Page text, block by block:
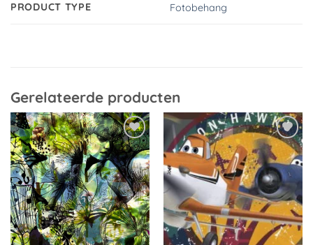
PRODUCT TYPE Fotobehang
Gerelateerde producten
Toevoegen
aan
verlanglijst
Toevoegen
aan
verlanglijst